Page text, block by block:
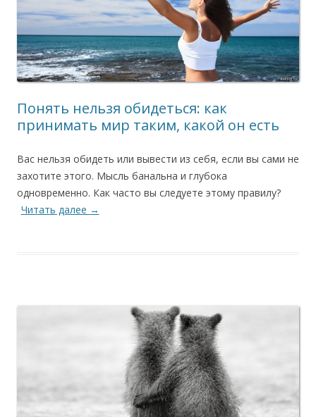
Понять нельзя обидеться: как
принимать мир таким, какой он есть
Вас нельзя обидеть или вывести из себя, если вы сами не
захотите этого. Мысль банальна и глубока
одновременно. Как часто вы следуете этому правилу?
Читать далее →